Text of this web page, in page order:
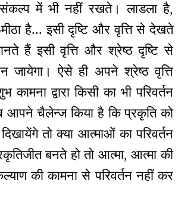
में भी नहीं रखते। लाडला है,
है... इसी दृष्टि और वृत्ति से देखते
हैं इसी वृत्ति और श्रेष्ठ दृष्टि से
जायेगा। ऐसे ही अपने श्रेष्ठ वृत्ति
द्वारा किसी का भी परिवर्तन
चैलेन्ज किया है कि प्रकृति को
तो क्या आत्माओं का परिवर्तन
बनते हो तो आत्मा, आत्मा की
की कामना से परिवर्तन नहीं कर